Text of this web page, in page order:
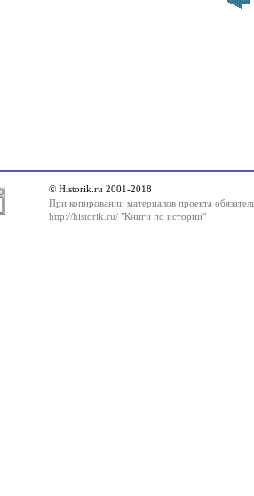
© Historik.ru 2001-2018
При копировании материалов проекта
http://historik.ru/ "Книги по истории"